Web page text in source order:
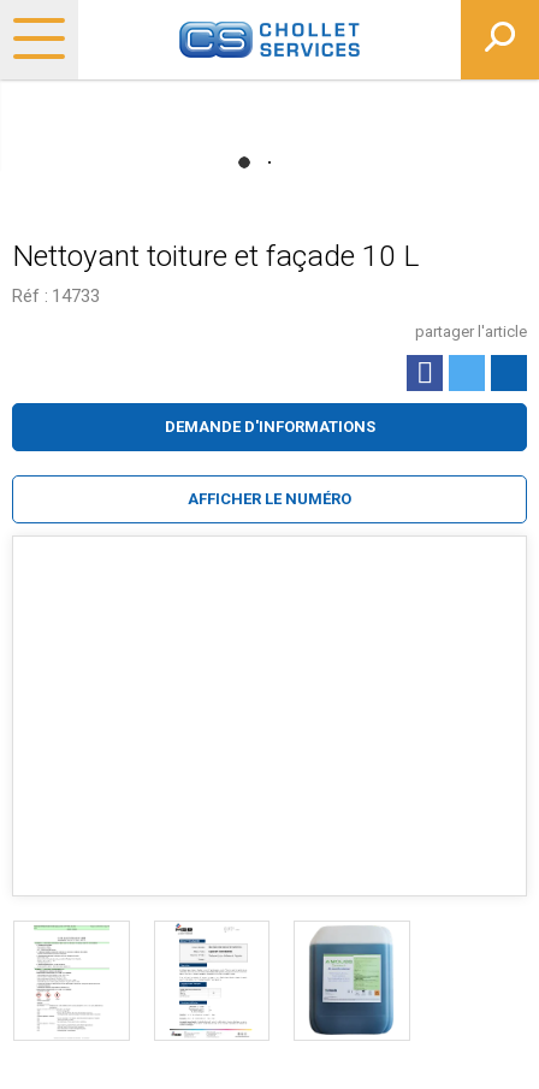
Nettoyant toiture et façade 10 L
Réf : 14733
partager l'article
DEMANDE D'INFORMATIONS
AFFICHER LE NUMÉRO